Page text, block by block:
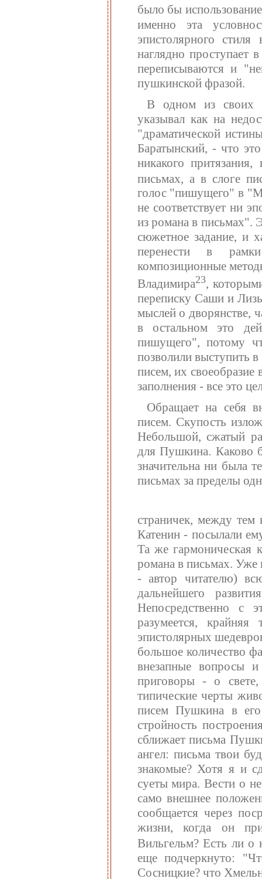
было бы
именно эта
эпистолярного
наглядно
переписываются и
пушкинской фразой.
В одном из своих
указывал как на
"драматической
Баратынский, - что
никакого
письмах, а в слоге
голос "пишущего" в
не соответствует ни
из романа в письмах".
сюжетное задание, и
перенести в рамки
композиционные
Владимира23,
переписку Саши и
мыслей о дворянстве,
в остальном это
пишущего", потому
позволили выступить
писем, их своеобразие
заполнения - все это
Обращает на себя
писем. Скупость
Небольшой, сжатый
для Пушкина. Каково
значительна ни была
письмах за пределы
страничек, между тем
Катенин - посылали
Та же гармоническая
романа в письмах. Уже
- автор читателю)
дальнейшего
Непосредственно с
разумеется, крайняя
эпистолярных
большое количество
внезапные вопросы
приговоры - о
типические черты
писем Пушкина в его
стройность
сближает письма
ангел: письма твои
знакомые? Хотя я и
суеты мира. Вести о
само внешнее
сообщается через
жизни, когда он
Вильгельм? Есть ли
еще подчеркнуто:
Сосницкие? что